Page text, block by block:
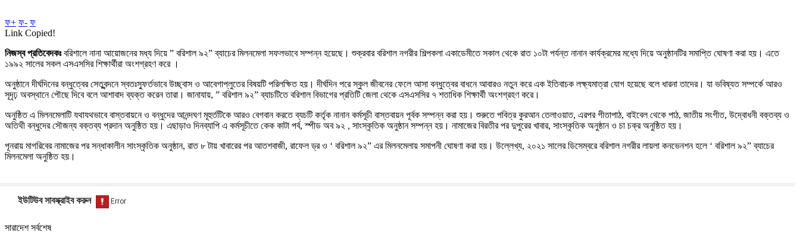
ফ+ ফ- ফ
Link Copied!
নিজস্ব প্রতিবেদকঃবরিশালে নানা আয়োজনের মধ্য দিয়ে ” বরিশাল ৯২” ব্যাচের মিলনমেলা সফলভাবে সম্পন্ন হয়েছে। শুক্রবার বরিশাল নগরীর শিল্পকলা একাডেমীতে সকাল থেকে রাত ১০টা পর্যন্ত নানান কার্যক্রমের মধ্যে দিয়ে অনুষ্ঠানটির সমাপ্তি ঘোষণা করা হয়। এতে
১৯৯২ সালের সকল এসএসসির শিক্ষার্থীরা অংশগ্রহণ করে ।
অনুষ্ঠানে দীর্ঘদিনের বন্ধুত্বের সেতুবন্দনে স্বতঃস্ফুর্তভাবে উচ্ছ্বাস ও আবেগাপ্লুতের বিষয়টি পরিলক্ষিত হয়। দীর্ঘদিন পরে স্কুল জীবনের ফেলে আসা বন্ধুত্বের বাধনে আবারও নতুন করে এক ইতিবাচক লক্ষ্যমাত্রা যোগ হয়েছে বলে ধারনা তাদের। যা ভবিষ্যত সম্পর্কে আরও
সূদৃঢ় অবস্থানে পৌছে দিবে বলে আশাবাদ ব্যক্ত করেন তারা। জানাযায়, ” বরিশাল ৯২” ব্যাচটিতে বরিশাল বিভাগের প্রতিটি জেলা থেকে এসএসসির ৭ শতাধিক শিক্ষার্থী অংশগ্রহণ করে।
অনুষ্ঠিত এ মিলনমেলাটি যথাযথভাবে বাস্তবায়নে ও বন্ধুদের আনন্দঘণ মূহুর্তটিকে আরও বেগবান করতে ব্যচটি কর্তৃক নানান কর্মসূচী বাস্তবায়ন পূর্বক সম্পন্ন করা হয়। শুরুতে পবিত্র কুরআন তেলাওয়াত, এরপর গীতাপাঠ, বাইবেল থেকে পাঠ, জাতীয় সংগীত, উদ্বোধনী বক্তব্য ও
অতিথী বন্ধুদের সৌজন্য বক্তব্য প্রদান অনুষ্ঠিত হয়। এছাড়াও দিনব্যাপি এ কর্মসূচীতে কেক কাটা পর্ব, স্পীড অব ৯২ , সাংস্কৃতিক অনুষ্ঠান সম্পন্ন হয়। নামাজের বিরতীর পর দুপুরের খাবার, সাংস্কৃতিক অনুষ্ঠান ও চা চক্র অনুষ্ঠিত হয়।
পূনরায় মাগরিবের নামাজের পর সন্ধাকালীন সাংস্কৃতিক অনুষ্ঠান, রাত ৮ টায় খাবারের পর আতশবাজী, রাফেল ড্র ও ‘ বরিশাল ৯২” এর মিলনমেলায় সমাপনী ঘোষণা করা হয়। উল্লেখ্য, ২০২১ সালের ডিসেম্বরে বরিশাল নগরীর লায়লা কনভেনশন হলে ‘ বরিশাল ৯২” ব্যাচের
মিলনমেলা অনুষ্ঠিত হয়।
ইউটিউব সাবস্ক্রাইব করুন
সারাদেশ সর্বশেষ